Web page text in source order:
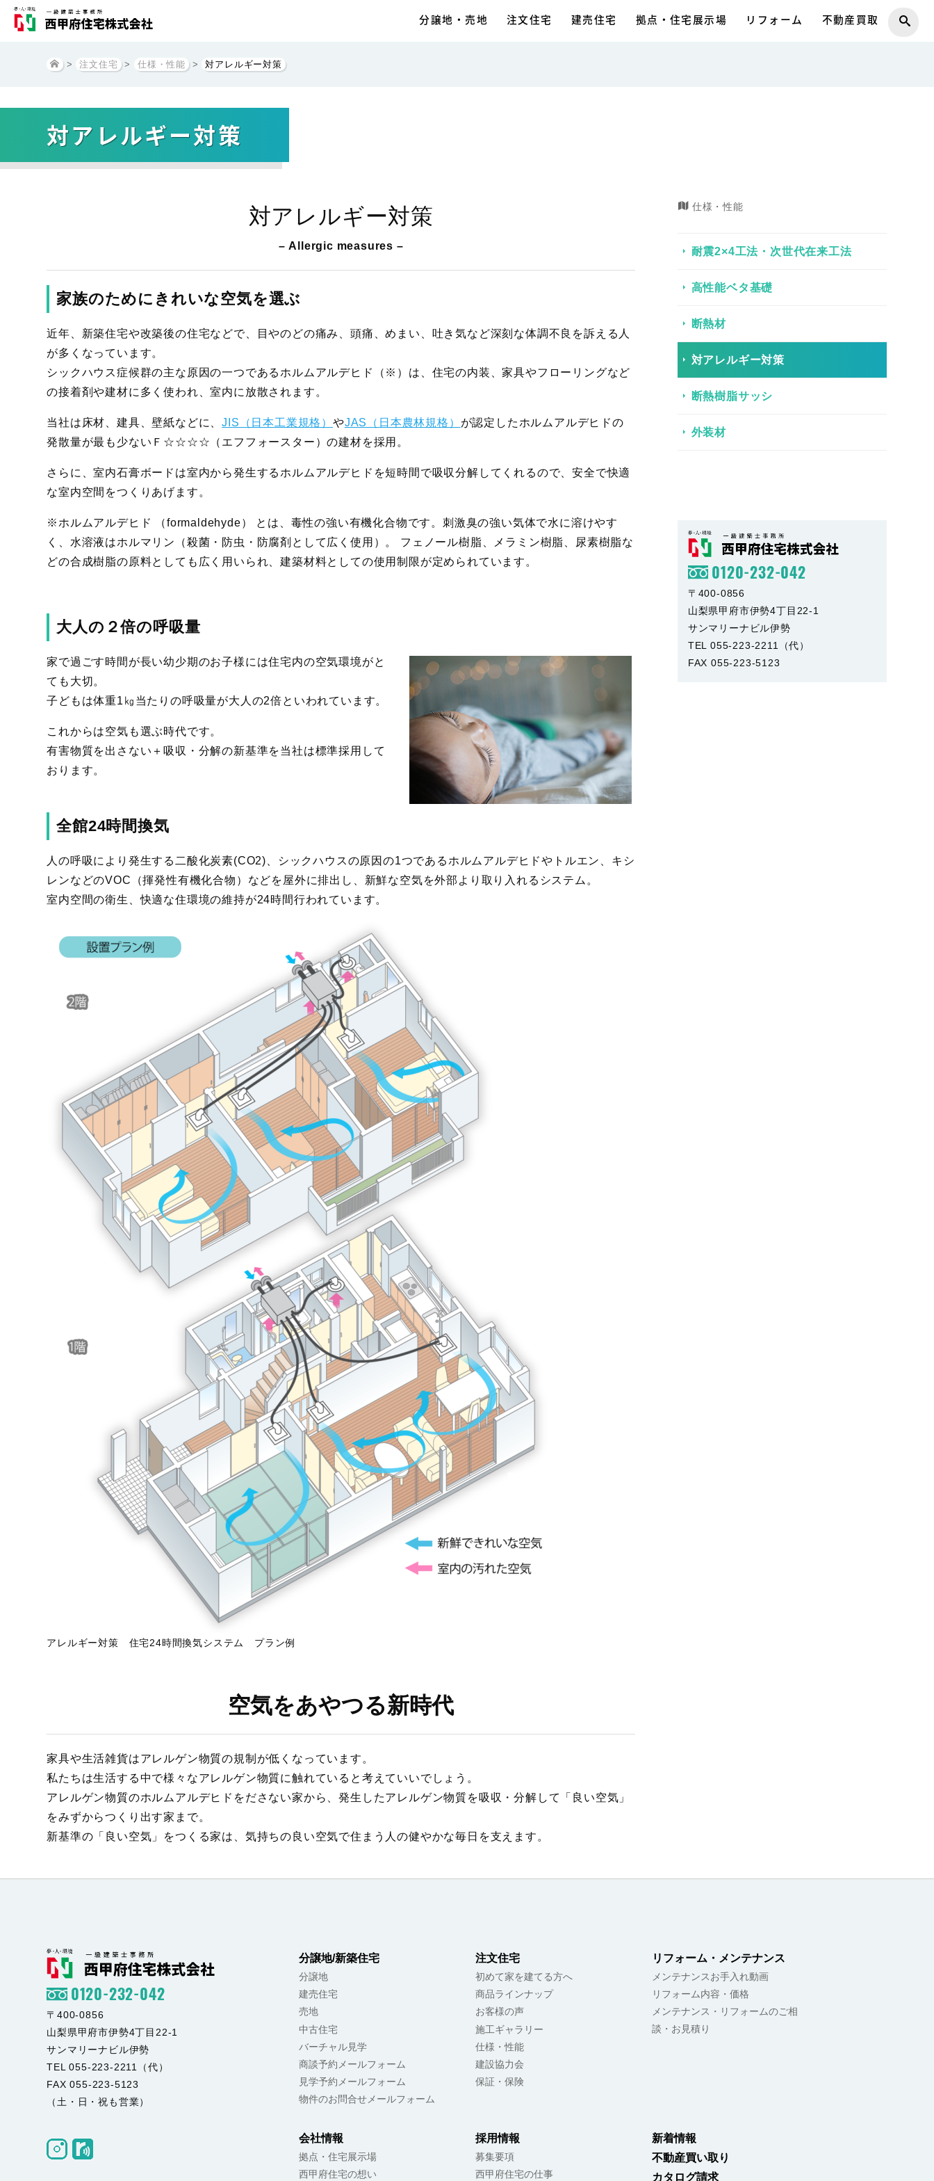
分譲地・売地 注文住宅 建売住宅 拠点・住宅展示場 リフォーム 不動産買取
> 注文住宅 > 仕様・性能 > 対アレルギー対策
対アレルギー対策
対アレルギー対策
– Allergic measures –
家族のためにきれいな空気を選ぶ
近年、新築住宅や改築後の住宅などで、目やのどの痛み、頭痛、めまい、吐き気など深刻な体調不良を訴える人
が多くなっています。
シックハウス症候群の主な原因の一つであるホルムアルデヒド（※）は、住宅の内装、家具やフローリングなど
の接着剤や建材に多く使われ、室内に放散されます。
当社は床材、建具、壁紙などに、JIS（日本工業規格）やJAS（日本農林規格） が認定したホルムアルデヒドの
発散量が最も少ないＦ☆☆☆☆（エフフォースター）の建材を採用。
さらに、室内石膏ボードは室内から発生するホルムアルデヒドを短時間で吸収分解してくれるので、安全で快適
な室内空間をつくりあげます。
※ホルムアルデヒド （formaldehyde） とは、毒性の強い有機化合物です。刺激臭の強い気体で水に溶けやす
く、水溶液はホルマリン（殺菌・防虫・防腐剤として広く使用）。 フェノール樹脂、メラミン樹脂、尿素樹脂な
どの合成樹脂の原料としても広く用いられ、建築材料としての使用制限が定められています。
大人の２倍の呼吸量
家で過ごす時間が長い幼少期のお子様には住宅内の空気環境がと
ても大切。
子どもは体重1㎏当たりの呼吸量が大人の2倍といわれています。
これからは空気も選ぶ時代です。
有害物質を出さない＋吸収・分解の新基準を当社は標準採用して
おります。
全館24時間換気
人の呼吸により発生する二酸化炭素(CO2)、シックハウスの原因の1つであるホルムアルデヒドやトルエン、キシ
レンなどのVOC（揮発性有機化合物）などを屋外に排出し、新鮮な空気を外部より取り入れるシステム。
室内空間の衛生、快適な住環境の維持が24時間行われています。
アレルギー対策 住宅24時間換気システム プラン例
空気をあやつる新時代
家具や生活雑貨はアレルゲン物質の規制が低くなっています。
私たちは生活する中で様々なアレルゲン物質に触れていると考えていいでしょう。
アレルゲン物質のホルムアルデヒドをださない家から、発生したアレルゲン物質を吸収・分解して「良い空気」
をみずからつくり出す家まで。
新基準の「良い空気」をつくる家は、気持ちの良い空気で住まう人の健やかな毎日を支えます。
仕様・性能
耐震2×4工法・次世代在来工法
高性能ベタ基礎
断熱材
対アレルギー対策
断熱樹脂サッシ
外装材
0120-232-042
〒400-0856
山梨県甲府市伊勢4丁目22-1
サンマリーナビル伊勢
TEL 055-223-2211（代）
FAX 055-223-5123
分譲地/新築住宅
分譲地
建売住宅
売地
中古住宅
バーチャル見学
商談予約メールフォーム
見学予約メールフォーム
物件のお問合せメールフォーム
注文住宅
初めて家を建てる方へ
商品ラインナップ
お客様の声
施工ギャラリー
仕様・性能
建設協力会
保証・保険
リフォーム・メンテナンス
メンテナンスお手入れ動画
リフォーム内容・価格
メンテナンス・リフォームのご相
談・お見積り
会社情報
拠点・住宅展示場
西甲府住宅の想い
採用情報
募集要項
西甲府住宅の仕事
新着情報
不動産買い取り
カタログ請求
0120-232-042
〒400-0856
山梨県甲府市伊勢4丁目22-1
サンマリーナビル伊勢
TEL 055-223-2211（代）
FAX 055-223-5123
（土・日・祝も営業）